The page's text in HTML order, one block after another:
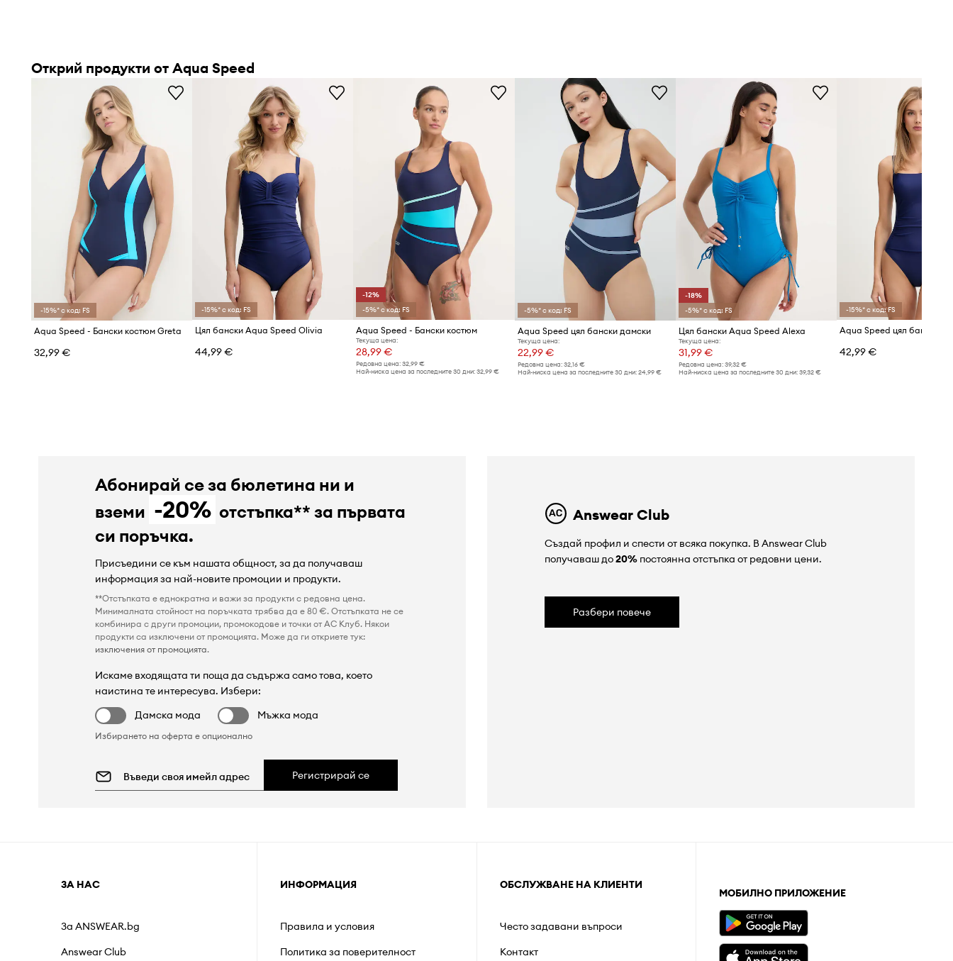
Открий продукти от Aqua Speed
-15%* с код: FS
Aqua Speed - Бански костюм Greta
32,99 €
-15%* с код: FS
Цял бански Aqua Speed Olivia
44,99 €
-12%
-5%* с код: FS
Aqua Speed - Бански костюм
Текуща цена:
28,99 €
Редовна цена: 32,99 €
Най-ниска цена за последните 30 дни: 32,99 €
-5%* с код: FS
Aqua Speed цял бански дамски
Текуща цена:
22,99 €
Редовна цена: 32,16 €
Най-ниска цена за последните 30 дни: 24,99 €
-18%
-5%* с код: FS
Цял бански Aqua Speed Alexa
Текуща цена:
31,99 €
Редовна цена:39,32 €
Най-ниска цена за последните 30 дни:39,32 €
-15%* с код: FS
Aqua Speed цял бански
42,99 €
Абонирай се за бюлетина ни и
вземи -20% отстъпка** за първата
си поръчка.
Присъедини се към нашата общност, за да получаваш
информация за най-новите промоции и продукти.
**Отстъпката е еднократна и важи за продукти с редовна цена.
Минималната стойност на поръчката трябва да е 80 €. Отстъпката не се
комбинира с други промоции, промокодове и точки от AC Клуб. Някои
продукти са изключени от промоцията. Може да ги откриете тук:
изключения от промоцията.
Искаме входящата ти поща да съдържа само това, което
наистина те интересува. Избери:
Дамска мода
Мъжка мода
Избирането на оферта е опционално
Регистрирай се
Answear Club
Създай профил и спести от всяка покупка. В Answear Club
получаваш до20%постоянна отстъпка от редовни цени.
Разбери повече
ЗА НАС
За ANSWEAR.bg
Answear Club
ИНФОРМАЦИЯ
Правила и условия
Политика за поверителност
ОБСЛУЖВАНЕ НА КЛИЕНТИ
Често задавани въпроси
Контакт
МОБИЛНО ПРИЛОЖЕНИЕ